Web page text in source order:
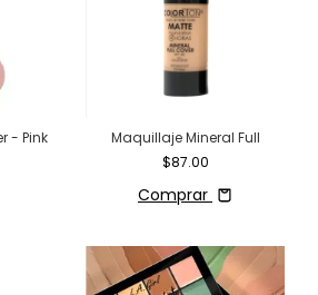
- Pink
Maquillaje Mineral Full
$87.00
Comprar